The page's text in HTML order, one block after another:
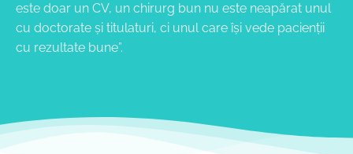
este doar un CV, un chirurg bun nu este neapărat unul
cu doctorate şi titulaturi, ci unul care îşi vede pacienţii
cu rezultate bune”.